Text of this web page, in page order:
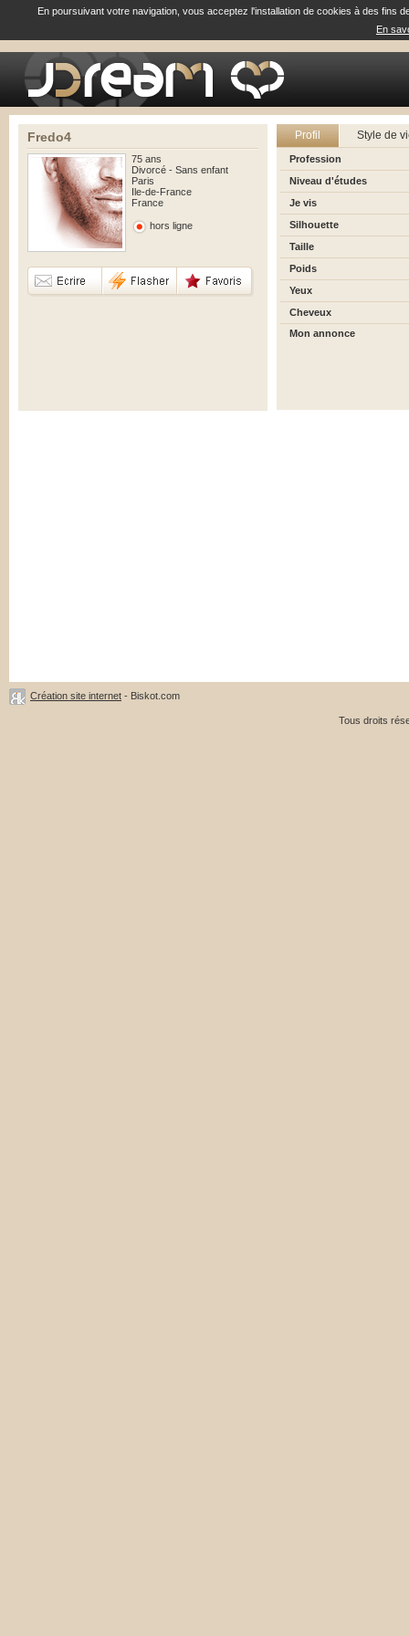
En poursuivant votre navigation, vous acceptez l'installation de cookies à des
En
Fredo4
75 ans
Divorcé - Sans enfant
Paris
Ile-de-France
France
hors ligne
Profil Style de
Profession
Niveau d'études
Je vis
Silhouette
Taille
Poids
Yeux
Cheveux
Mon annonce
Création site internet - Biskot.com
Tous droits